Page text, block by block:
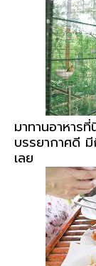
มาทานอาหาร
บรรยากาศดี
เลย